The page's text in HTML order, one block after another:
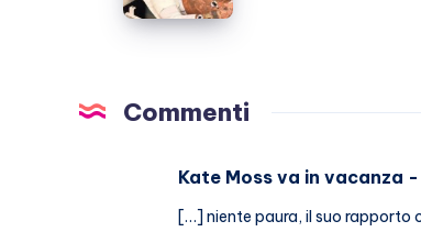
la
non
Commenti
Kate Moss va in vacanza
[…] niente paura, il suo rapporto